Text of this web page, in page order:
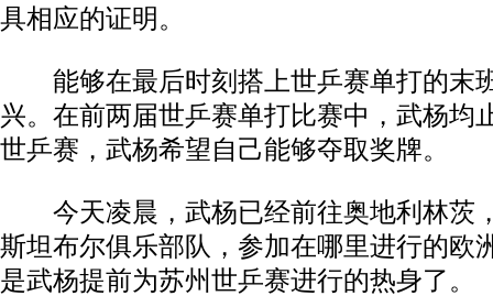
具相应的证明。
能够在最后时刻搭上世乒赛单打的末
兴。在前两届世乒赛单打比赛中，武杨均
世乒赛，武杨希望自己能够夺取奖牌。
今天凌晨，武杨已经前往奥地利林茨
斯坦布尔俱乐部队，参加在哪里进行的欧
是武杨提前为苏州世乒赛进行的热身了。